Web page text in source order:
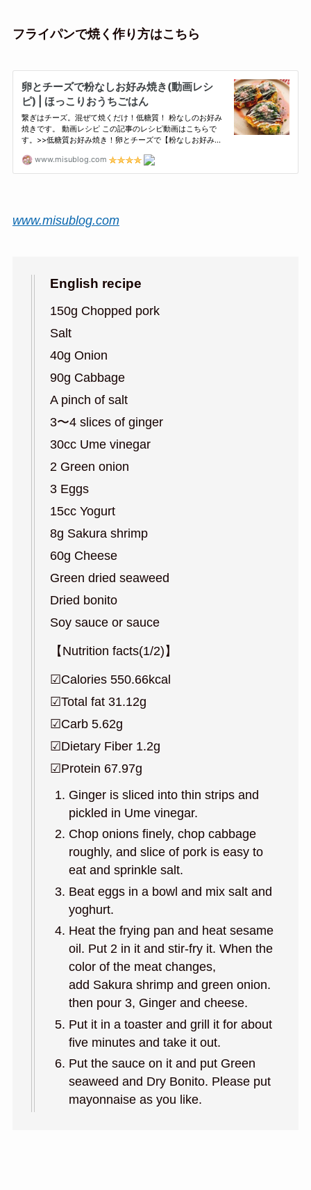
フライパンで焼く作り方はこちら
www.misublog.com
English recipe
150g Chopped pork
Salt
40g Onion
90g Cabbage
A pinch of salt
3〜4 slices of ginger
30cc Ume vinegar
2 Green onion
3 Eggs
15cc Yogurt
8g Sakura shrimp
60g Cheese
Green dried seaweed
Dried bonito
Soy sauce or sauce
【Nutrition facts(1/2)】
☑︎Calories 550.66kcal
☑︎Total fat 31.12g
☑︎Carb 5.62g
☑︎Dietary Fiber 1.2g
☑︎Protein 67.97g
Ginger is sliced into thin strips and
pickled in Ume vinegar.
Chop onions finely, chop cabbage
roughly, and slice of pork is easy to
eat and sprinkle salt.
Beat eggs in a bowl and mix salt and
yoghurt.
Heat the frying pan and heat sesame
oil. Put 2 in it and stir-fry it. When the
color of the meat changes,
add Sakura shrimp and green onion.
then pour 3, Ginger and cheese.
Put it in a toaster and grill it for about
five minutes and take it out.
Put the sauce on it and put Green
seaweed and Dry Bonito. Please put
mayonnaise as you like.